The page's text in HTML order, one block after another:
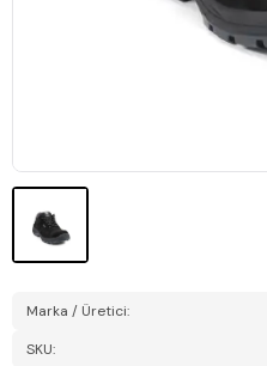
Marka / Üretici:
SKU: